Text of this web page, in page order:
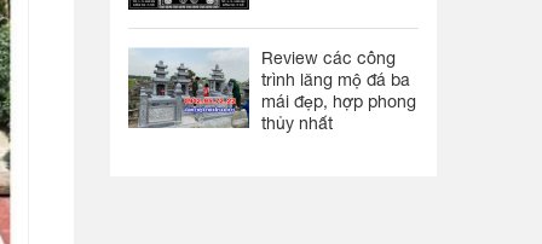
Review các công
trình lăng mộ đá ba
mái đẹp, hợp phong
thủy nhất